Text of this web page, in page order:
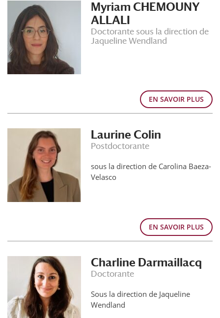
Myriam CHEMOUNY
ALLALI
Doctorante sous la direction de
Jaqueline Wendland
EN SAVOIR PLUS
Laurine Colin
Postdoctorante
sous la direction de Carolina Baeza-
Velasco
EN SAVOIR PLUS
Charline Darmaillacq
Doctorante
Sous la direction de Jaqueline
Wendland